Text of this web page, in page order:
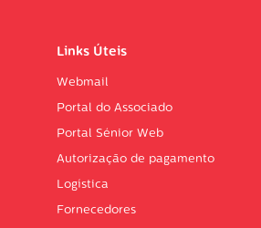
Links Úteis
Webmail
Portal do Associado
Portal Sénior Web
Autorização de pagamento
Logística
Fornecedores